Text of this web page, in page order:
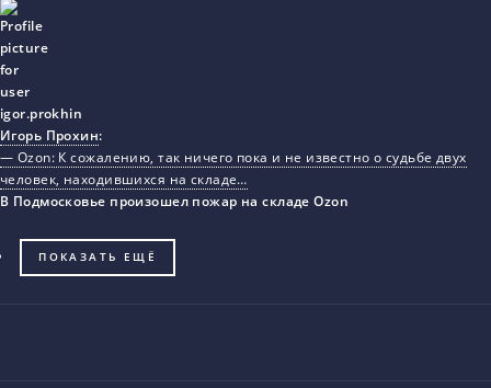
Игорь Прохин:
— Ozon: К сожалению, так ничего пока и не известно о судьбе двух
человек, находившихся на складе…
В Подмосковье произошел пожар на складе Ozon
ПОКАЗАТЬ ЕЩЁ